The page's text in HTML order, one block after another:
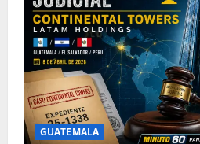
GUATEMALA